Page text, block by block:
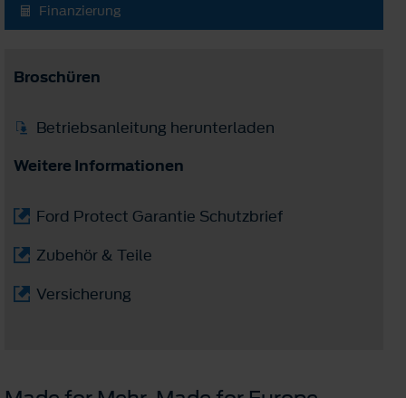
Finanzierung
Broschüren
Betriebsanleitung herunterladen
Weitere Informationen
Ford Protect Garantie Schutzbrief
Zubehör & Teile
Versicherung